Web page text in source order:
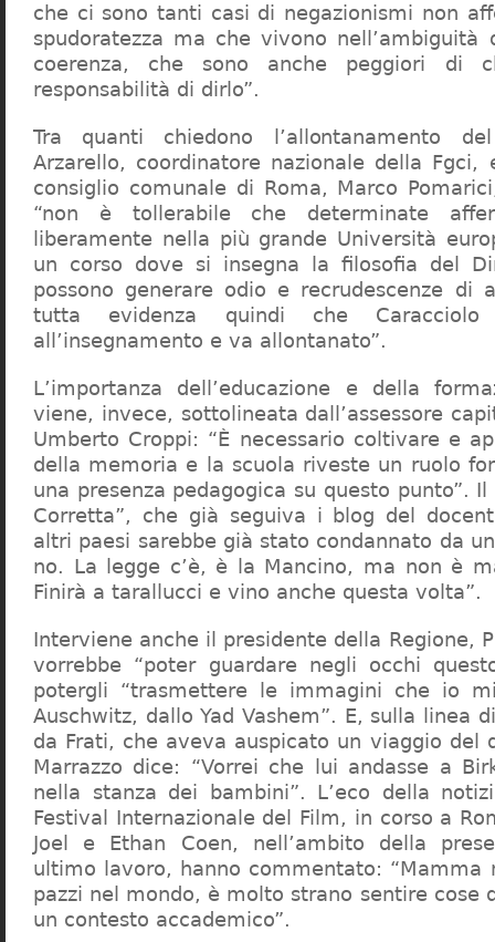
che ci sono tanti casi di negazionismi non
spudoratezza ma che vivono nell’ambiguità
coerenza, che sono anche peggiori di
responsabilità di dirlo”.
Tra quanti chiedono l’allontanamento
Arzarello, coordinatore nazionale della
consiglio comunale di Roma, Marco
“non è tollerabile che determinate
liberamente nella più grande Università
un corso dove si insegna la filosofia del
possono generare odio e recrudescenze di
tutta evidenza quindi che
all’insegnamento e va allontanato”.
L’importanza dell’educazione e della
viene, invece, sottolineata dall’assessore
Umberto Croppi: “È necessario coltivare e
della memoria e la scuola riveste un ruolo
una presenza pedagogica su questo punto”.
Corretta”, che già seguiva i blog del
altri paesi sarebbe già stato condannato da
no. La legge c’è, è la Mancino, ma non è
Finirà a tarallucci e vino anche questa volta”.
Interviene anche il presidente della Regione,
vorrebbe “poter guardare negli occhi
potergli “trasmettere le immagini che io
Auschwitz, dallo Yad Vashem”. E, sulla linea
da Frati, che aveva auspicato un viaggio del
Marrazzo dice: “Vorrei che lui andasse a
nella stanza dei bambini”. L’eco della
Festival Internazionale del Film, in corso a
Joel e Ethan Coen, nell’ambito della
ultimo lavoro, hanno commentato: “Mamma
pazzi nel mondo, è molto strano sentire cose
un contesto accademico”.